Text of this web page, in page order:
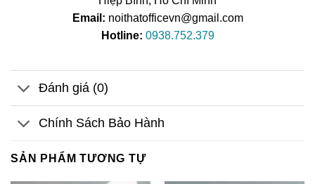
Email: noithatofficevn@gmail.com
Hotline: 0938.752.379
Đánh giá (0)
Chính Sách Bảo Hành
SẢN PHẨM TƯƠNG TỰ